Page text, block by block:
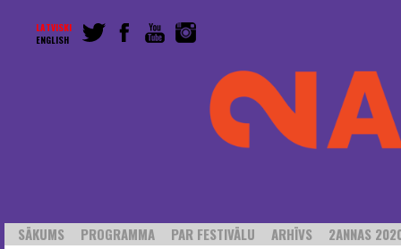
LATVISKI
ENGLISH
SĀKUMS PROGRAMMA PAR FESTIVĀLU ARHĪVS 2ANNAS